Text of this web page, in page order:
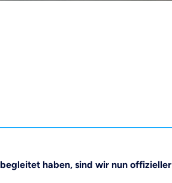
begleitet haben, sind wir nun offizieller